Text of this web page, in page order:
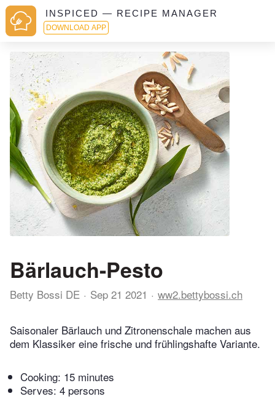
INSPICED — RECIPE MANAGER
DOWNLOAD APP
Bärlauch-Pesto
Betty Bossi DE Sep 21 2021 ww2.bettybossi.ch
Saisonaler Bärlauch und Zitronenschale machen aus
dem Klassiker eine frische und frühlingshafte Variante.
Cooking: 15 minutes
Serves: 4 persons